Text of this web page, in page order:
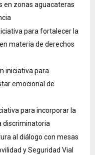
en zonas aguacateras
para fortalecer la
materia de derechos
iniciativa para
emocional de
para incorporar la
discriminatoria
al diálogo con mesas
y Seguridad Vial